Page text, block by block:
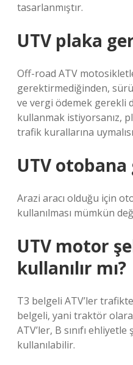
tasarlanmıştır.
UTV plaka
Off-road ATV
gerektirmediğinden,
ve vergi ödemek gerekli
kullanmak istiyorsanız,
trafik kurallarına
UTV
Arazi aracı olduğu için
kullanılması mümkün
UTV motor
kullanılır mı?
T3 belgeli ATV’ler
belgeli, yani traktör
ATV’ler, B sınıfı
kullanılabilir.